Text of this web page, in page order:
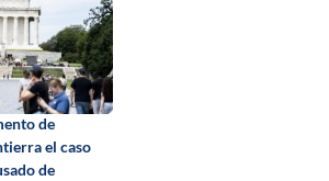
de
el caso
de